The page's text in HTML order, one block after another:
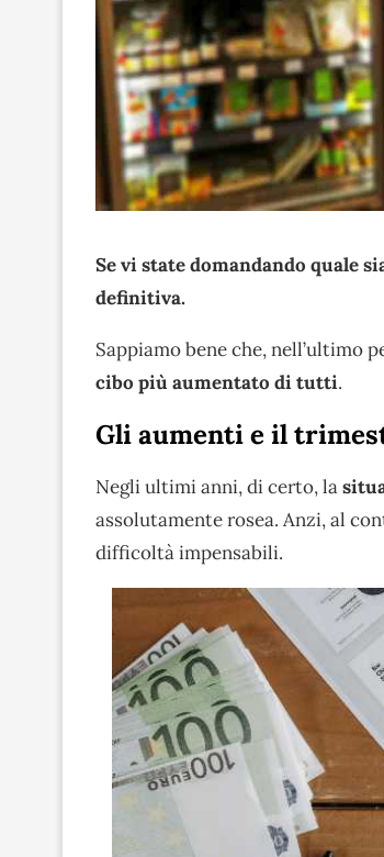
Se vi state domandando quale
definitiva.
Sappiamo bene che, nell’ultimo
cibo più aumentato di tutti.
Gli aumenti e il
Negli ultimi anni, di certo, la
assolutamente rosea. Anzi, al
difficoltà impensabili.